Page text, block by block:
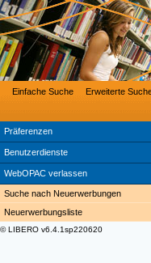
Präferenzen
Benutzerdienste
WebOPAC verlassen
Einfache Suche Erweiterte
Suche nach Neuerwerbungen
Neuerwerbungsliste
© LIBERO v6.4.1sp220620